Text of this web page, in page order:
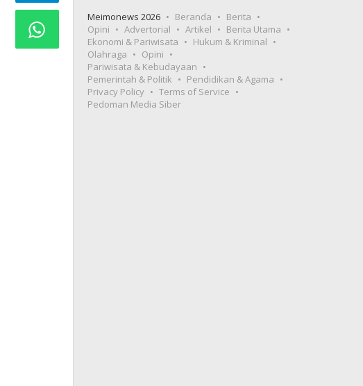
Meimonews 2026 Beranda
Berita
Opini
Advertorial Artikel
Berita Utama
Ekonomi & Pariwisata
Hukum & Kriminal
Olahraga
Opini
Pariwisata & Kebudayaan
Pemerintah & Politik
Pendidikan & Agama
Privacy Policy
Terms of Service
Pedoman Media Siber